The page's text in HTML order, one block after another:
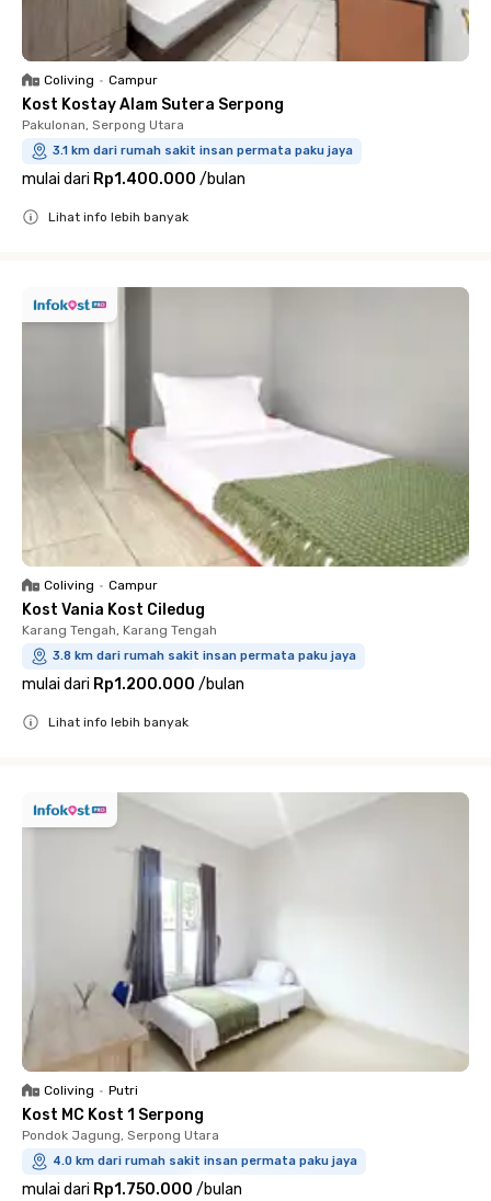
Coliving • Campur
Kost Kostay Alam Sutera Serpong
Pakulonan, Serpong Utara
3.1 km dari rumah sakit insan permata paku jaya
mulai dari Rp1.400.000 /bulan
Lihat info lebih banyak
Coliving • Campur
Kost Vania Kost Ciledug
Karang Tengah, Karang Tengah
3.8 km dari rumah sakit insan permata paku jaya
mulai dari Rp1.200.000 /bulan
Lihat info lebih banyak
Coliving • Putri
Kost MC Kost 1 Serpong
Pondok Jagung, Serpong Utara
4.0 km dari rumah sakit insan permata paku jaya
mulai dari Rp1.750.000 /bulan